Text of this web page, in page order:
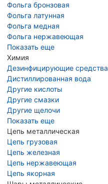
Фольга бронзовая
Фольга латунная
Фольга медная
Фольга нержавеющая
Показать еще
Химия
Дезинфицирующие средства
Дистиллированная вода
Другие кислоты
Другие смазки
Другие щелочи
Показать еще
Цепь металлическая
Цепь грузовая
Цепь железная
Цепь нержавеющая
Цепь якорная